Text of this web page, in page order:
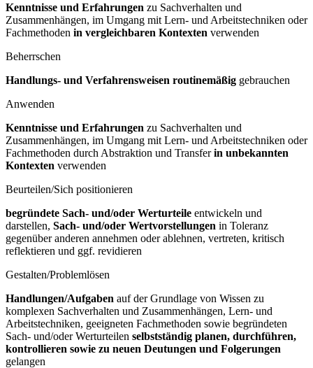
Kenntnisse und Erfahrungen zu Sachverhalten und
Zusammenhängen, im Umgang mit Lern- und Arbeitstechniken oder
Fachmethoden in vergleichbaren Kontexten verwenden
Beherrschen
Handlungs- und Verfahrensweisen routinemäßig gebrauchen
Anwenden
Kenntnisse und Erfahrungen zu Sachverhalten und
Zusammenhängen, im Umgang mit Lern- und Arbeitstechniken oder
Fachmethoden durch Abstraktion und Transferin unbekannten
Kontexten verwenden
Beurteilen/Sich positionieren
begründete Sach- und/oder Werturteile entwickeln und
darstellen, Sach- und/oder Wertvorstellungen in Toleranz
gegenüber anderen annehmen oder ablehnen, vertreten, kritisch
reflektieren und ggf. revidieren
Gestalten/Problemlösen
Handlungen/Aufgaben auf der Grundlage von Wissen zu
komplexen Sachverhalten und Zusammenhängen, Lern- und
Arbeitstechniken, geeigneten Fachmethoden sowie begründeten
Sach- und/oder Werturteilen selbstständig planen, durchführen,
kontrollieren sowie zu neuen Deutungen und Folgerungen
gelangen